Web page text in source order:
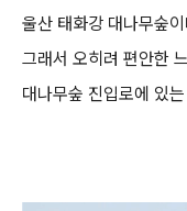
울산 태화강 대나무숲
그래서 오히려 편안한
대나무숲 진입로에 있